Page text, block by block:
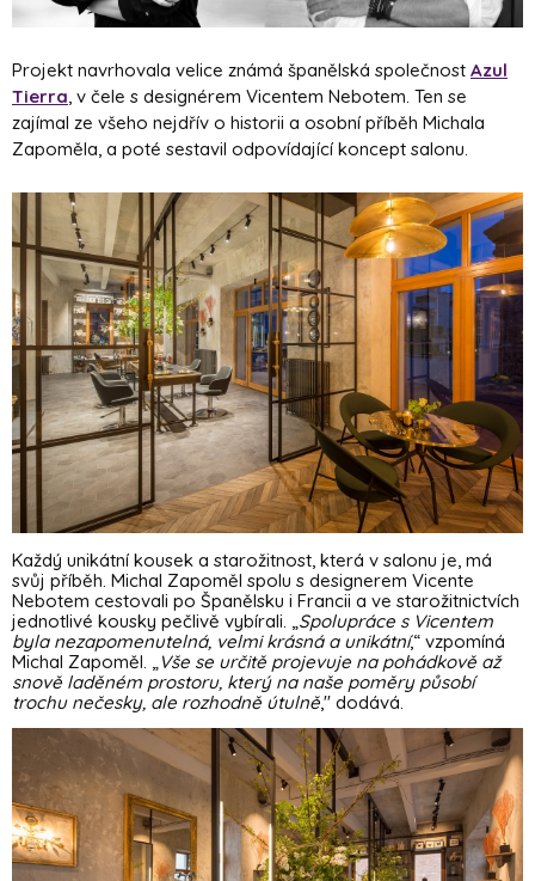
Projekt navrhovala velice známá španělská společnost Azul
Tierra, v čele s designérem Vicentem Nebotem. Ten se
zajímal ze všeho nejdřív o historii a osobní příběh Michala
Zapoměla, a poté sestavil odpovídající koncept salonu.
Každý unikátní kousek a starožitnost, která v salonu je, má
svůj příběh. Michal Zapoměl spolu s designerem Vicente
Nebotem cestovali po Španělsku i Francii a ve starožitnictvích
jednotlivé kousky pečlivě vybírali. „ Spolupráce s Vicentem
byla nezapomenutelná, velmi krásná a unikátní,“ vzpomíná
Michal Zapoměl. „
Vše se určitě projevuje na pohádkově až
snově laděném prostoru, který na naše poměry působí
trochu nečesky, ale rozhodně útulně," dodává.